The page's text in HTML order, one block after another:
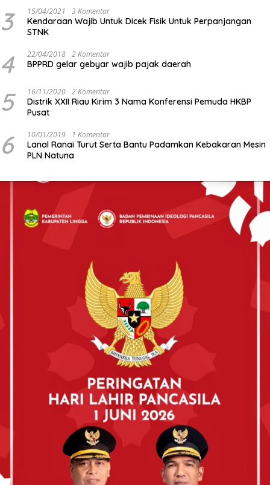
3 15/04/2021 3 Komentar
Kendaraan Wajib Untuk Dicek Fisik Untuk Perpanjangan
STNK
4 22/04/2018 2 Komentar
BPPRD gelar gebyar wajib pajak daerah
5 16/11/2020 2 Komentar
Distrik XXII Riau Kirim 3 Nama Konferensi Pemuda HKBP
Pusat
6 10/01/2019 1 Komentar
Lanal Ranai Turut Serta Bantu Padamkan Kebakaran Mesin
PLN Natuna